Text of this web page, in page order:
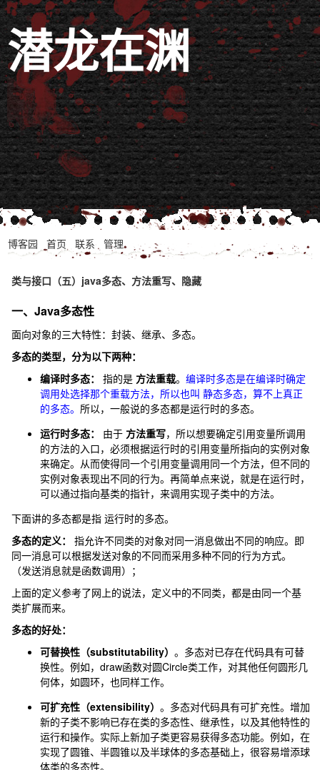
潜龙在渊
博客园 首页 联系 管理
类与接口（五）java多态、方法重写、隐藏
一、Java多态性
面向对象的三大特性：封装、继承、多态。
多态的类型，分为以下两种：
编译时多态：
指的是 方法重载。编译时多态是在编译时确定
调用处选择那个重载方法，所以也叫 静态多态，算不上真正
的多态。 所以，一般说的多态都是运行时的多态。
运行时多态：
由于 方法重写，所以想要确定引用变量所调用
的方法的入口，必须根据运行时的引用变量所指向的实例对象
来确定。从而使得同一个引用变量调用同一个方法，但不同的
实例对象表现出不同的行为。再简单点来说，就是在运行时，
可以通过指向基类的指针，来调用实现子类中的方法。
下面讲的多态都是指 运行时的多态。
多态的定义：
指允许不同类的对象对同一消息做出不同的响应。即
同一消息可以根据发送对象的不同而采用多种不同的行为方式。
（发送消息就是函数调用）；
上面的定义参考了网上的说法，定义中的不同类，都是由同一个基
类扩展而来。
多态的好处：
可替换性（substitutability）。多态对已存在代码具有可替
换性。例如，draw函数对圆Circle类工作，对其他任何圆形几
何体，如圆环，也同样工作。
可扩充性（extensibility）。多态对代码具有可扩充性。增加
新的子类不影响已存在类的多态性、继承性，以及其他特性的
运行和操作。实际上新加子类更容易获得多态功能。例如，在
实现了圆锥、半圆锥以及半球体的多态基础上，很容易增添球
体类的多态性。